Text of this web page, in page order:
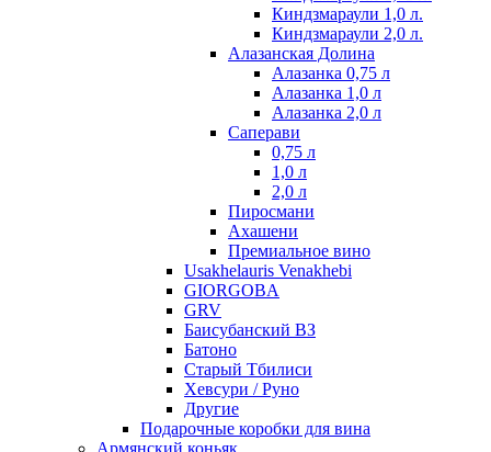
Киндзмараули 1,0 л.
Киндзмараули 2,0 л.
Алазанская Долина
Алазанка 0,75 л
Алазанка 1,0 л
Алазанка 2,0 л
Саперави
0,75 л
1,0 л
2,0 л
Пиросмани
Ахашени
Премиальное вино
Usakhelauris Venakhebi
GIORGOBA
GRV
Баисубанский ВЗ
Батоно
Старый Тбилиси
Хевсури / Руно
Другие
Подарочные коробки для вина
Армянский коньяк